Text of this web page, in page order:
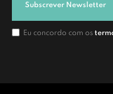
Subscrever Newsletter
Eu concordo com os